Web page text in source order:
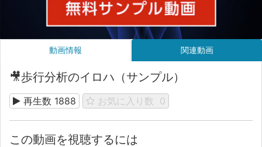
Video
動画情報 関連動画
🎥歩行分析のイロハ（サンプル）
再生数 1888 お気に入り数 0
この動画を視聴するには